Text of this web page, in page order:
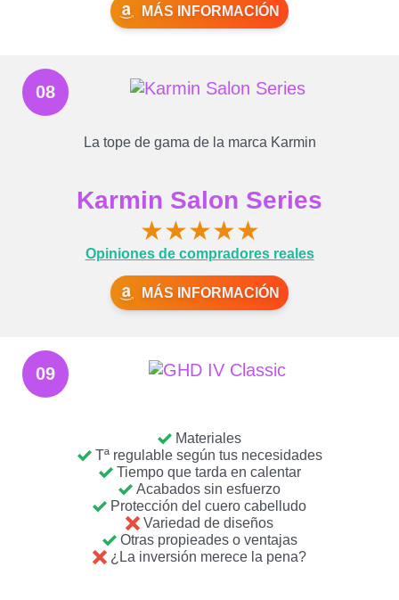
MÁS INFORMACIÓN
08
La tope de gama de la marca Karmin
Karmin Salon Series
★★★★★
Opiniones de compradores reales
MÁS INFORMACIÓN
09
Materiales
Tª regulable según tus necesidades
Tiempo que tarda en calentar
Acabados sin esfuerzo
Protección del cuero cabelludo
Variedad de diseños
Otras propieades o ventajas
¿La inversión merece la pena?